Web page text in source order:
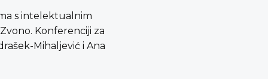
s intelektualnim
Konferenciji za
Mihaljević i Ana